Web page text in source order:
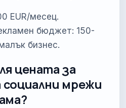
EUR/месец.
бюджет: 150-
бизнес.
цената за
мрежи